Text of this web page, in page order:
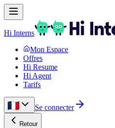
Hi Interns
Mon Espace
Offres
Hi Resume
Hi Agent
Tarifs
Se connecter
Retour